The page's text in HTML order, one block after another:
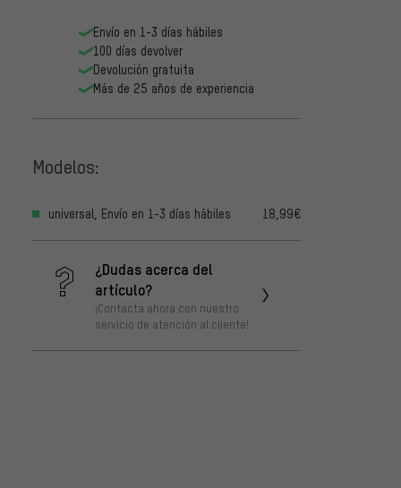
Envío en 1-3 días hábiles
100 días devolver
Devolución gratuita
Más de 25 años de experiencia
Modelos:
universal, Envío en 1-3 días hábiles 18,99€
¿Dudas acerca del
artículo?
¡Contacta ahora con nuestro
servicio de atención al cliente!